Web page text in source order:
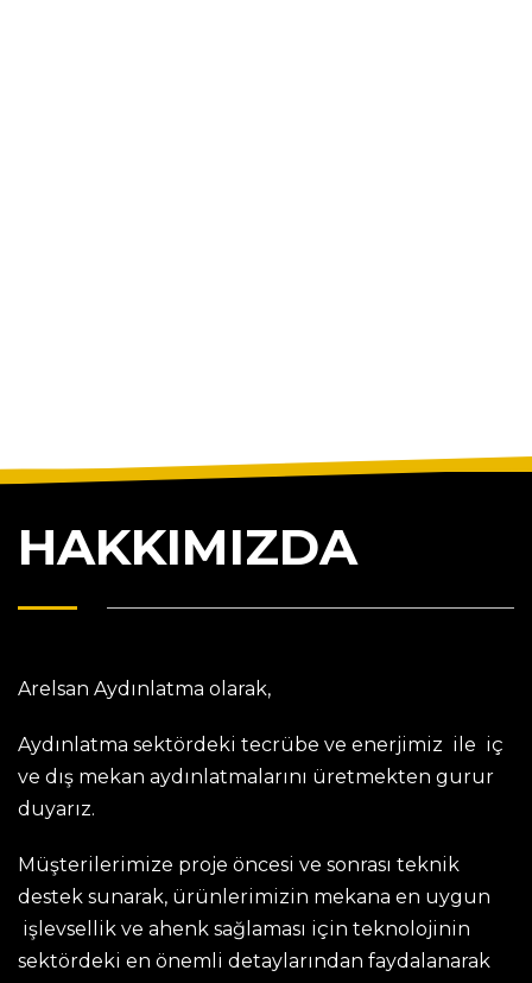
HAKKIMIZDA
Arelsan Aydınlatma olarak,
Aydınlatma sektördeki tecrübe ve enerjimiz ile iç
ve dış mekan aydınlatmalarını üretmekten gurur
duyarız.
Müşterilerimize proje öncesi ve sonrası teknik
destek sunarak, ürünlerimizin mekana en uygun
işlevsellik ve ahenk sağlaması için teknolojinin
sektördeki en önemli detaylarından faydalanarak